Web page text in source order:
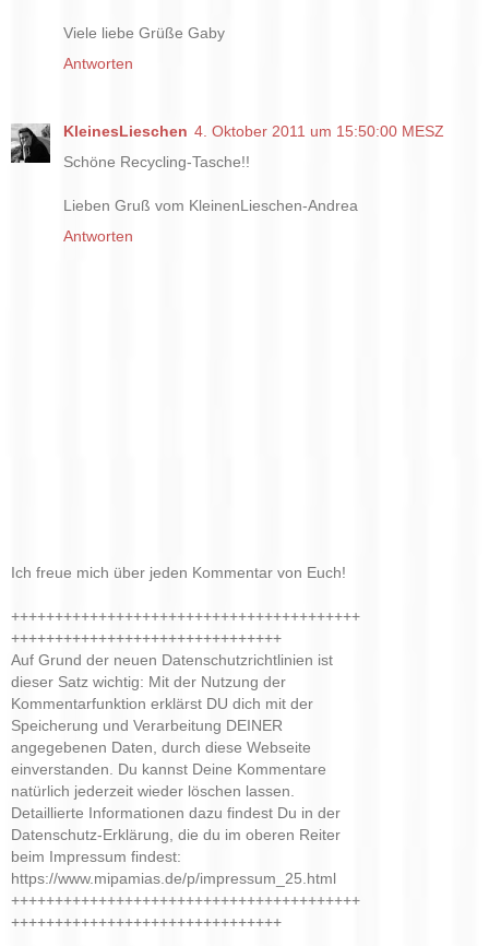
Viele liebe Grüße Gaby
Antworten
KleinesLieschen 4. Oktober 2011 um 15:50:00 MESZ
Schöne Recycling-Tasche!!
Lieben Gruß vom KleinenLieschen-Andrea
Antworten
Ich freue mich über jeden Kommentar von Euch!
++++++++++++++++++++++++++++++++++++++++
+++++++++++++++++++++++++++++++
Auf Grund der neuen Datenschutzrichtlinien ist
dieser Satz wichtig: Mit der Nutzung der
Kommentarfunktion erklärst DU dich mit der
Speicherung und Verarbeitung DEINER
angegebenen Daten, durch diese Webseite
einverstanden. Du kannst Deine Kommentare
natürlich jederzeit wieder löschen lassen.
Detaillierte Informationen dazu findest Du in der
Datenschutz-Erklärung, die du im oberen Reiter
beim Impressum findest:
https://www.mipamias.de/p/impressum_25.html
++++++++++++++++++++++++++++++++++++++++
+++++++++++++++++++++++++++++++